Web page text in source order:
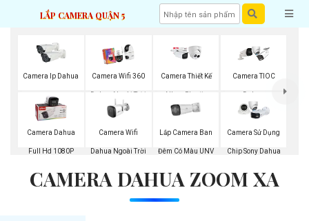
LẮP CAMERA QUẬN 5
Camera Ip Dahua Camera Wifi 360
Dahua Ngoài Trời
Camera Thiết Kế
Nhựa Plastic
Dahua
Camera TIOC
Dahua
Camera Dahua
Full Hd 1080P
Camera Wifi
Dahua Ngoài Trời
Lắp Camera Ban
Đêm Có Màu UNV
Camera Sử Dụng
Chip Sony Dahua
CAMERA DAHUA ZOOM XA